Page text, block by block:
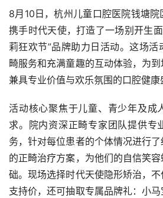
8月10日，杭州儿童口腔医院钱塘
携手时代天使，打造了一场别开生
莉狂欢节”品牌助力日活动。这场
畸服务和充满童趣的互动体验，为
兼具专业价值与欢乐氛围的口腔健康
活动核心聚焦于儿童、青少年及成
求。院内资深正畸专家团队提供专
务，针对每位患者的个体情况进行
的正畸治疗方案，为他们的自信笑
础。现场选择时代天使隐形矫治，
支持价，还可抽取专属品牌礼：小